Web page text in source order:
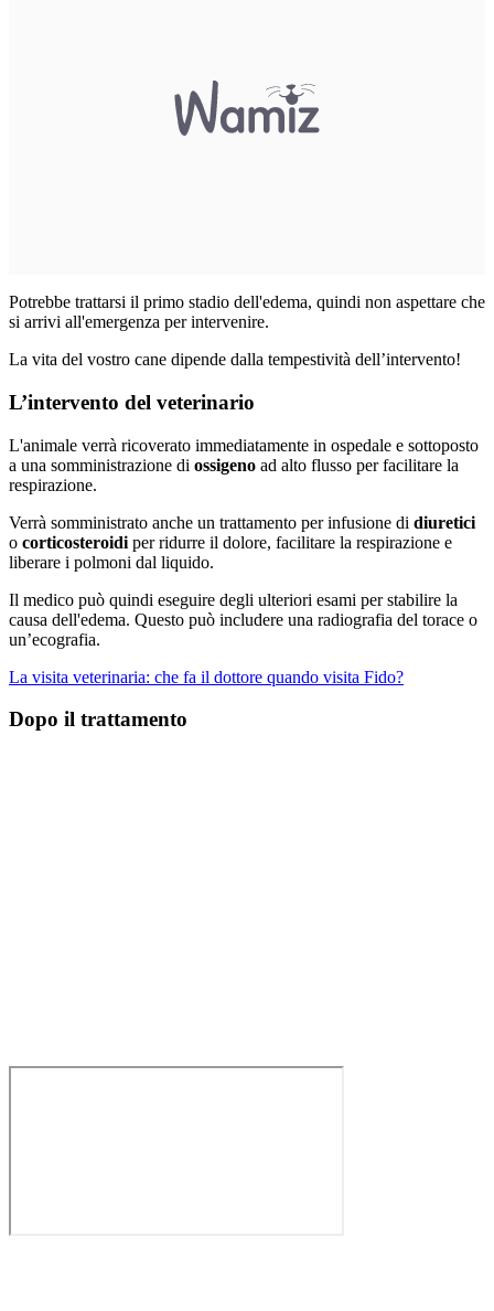
Potrebbe trattarsi il primo stadio dell'edema, quindi non aspettare che
si arrivi all'emergenza per intervenire.
La vita del vostro cane dipende dalla tempestività dell’intervento!
L’intervento del veterinario
L'animale verrà ricoverato immediatamente in ospedale e sottoposto
a una somministrazione di ossigeno ad alto flusso per facilitare la
respirazione.
Verrà somministrato anche un trattamento per infusione di diuretici
o corticosteroidi per ridurre il dolore, facilitare la respirazione e
liberare i polmoni dal liquido.
Il medico può quindi eseguire degli ulteriori esami per stabilire la
causa dell'edema. Questo può includere una radiografia del torace o
un’ecografia.
La visita veterinaria: che fa il dottore quando visita Fido?
Dopo il trattamento